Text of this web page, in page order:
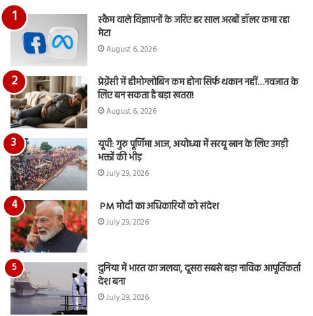
स्कैम वाले विज्ञापनों के जरिए हर साल अरबों डॉलर कमा रहा
मेटा
August 6, 2026
प्रेग्नेंसी में हीमोग्लोबिन कम होना सिर्फ थकान नहीं…नवजात के
लिए बन सकता है बड़ा खतरा!
August 6, 2026
यूपी: गुरु पूर्णिमा आज, अयोध्या में सरयू स्नान के लिए उमड़ी
भक्तों की भीड़
July 29, 2026
PM मोदी का अधिकारियों को संदेश
July 29, 2026
दुनिया में भारत का जलवा, दूसरा सबसे बड़ा नाविक आपूर्तिकर्ता
देश बना
July 29, 2026